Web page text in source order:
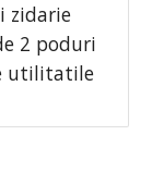
zidarie
2 poduri
utilitatile